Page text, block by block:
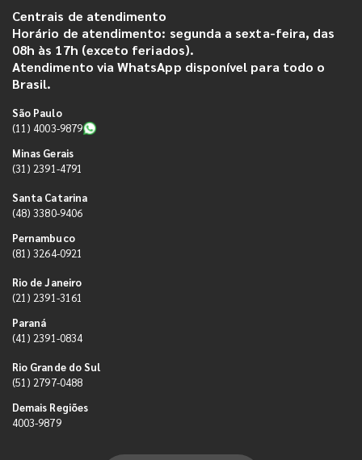
Centrais de atendimento
Horário de atendimento: segunda a sexta-feira, das
08h às 17h (exceto feriados).
Atendimento via WhatsApp disponível para todo o
Brasil.
São Paulo
(11) 4003-9879
Minas Gerais
(31) 2391-4791
Santa Catarina
(48) 3380-9406
Pernambuco
(81) 3264-0921
Rio de Janeiro
(21) 2391-3161
Paraná
(41) 2391-0834
Rio Grande do Sul
(51) 2797-0488
Demais Regiões
4003-9879